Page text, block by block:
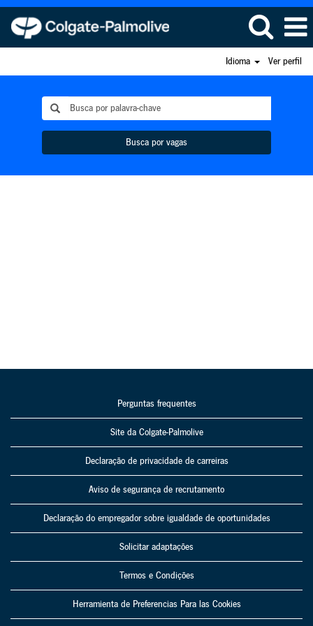
Idioma Ver perfil
Busca por vagas
Perguntas frequentes
Site da Colgate-Palmolive
Declaração de privacidade de carreiras
Aviso de segurança de recrutamento
Declaração do empregador sobre igualdade de oportunidades
Solicitar adaptações
Termos e Condições
Herramienta de Preferencias Para las Cookies